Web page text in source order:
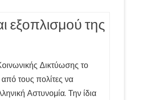
εξοπλισμού της
Δικτύωσης το
τους πολίτες να
Αστυνομία. Την ίδια